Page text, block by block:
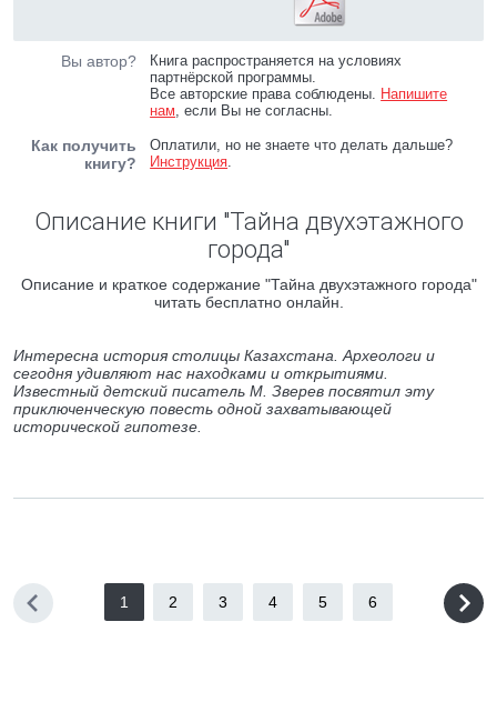
Вы автор?
Книга распространяется на условиях
партнёрской программы.
Все авторские права соблюдены. Напишите
нам, если Вы не согласны.
Как получить
книгу?
Оплатили, но не знаете что делать дальше?
Инструкция.
Описание книги "Тайна двухэтажного
города"
Описание и краткое содержание "Тайна двухэтажного города"
читать бесплатно онлайн.
Интересна история столицы Казахстана. Археологи и
сегодня удивляют нас находками и открытиями.
Известный детский писатель М. Зверев посвятил эту
приключенческую повесть одной захватывающей
исторической гипотезе.
1 2 3 4 5 6